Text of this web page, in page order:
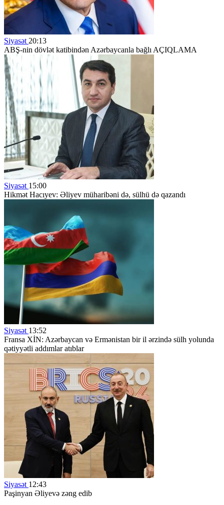
Siyasət 20:13
ABŞ-nin dövlət katibindən Azərbaycanla bağlı AÇIQLAMA
Siyasət 15:00
Hikmət Hacıyev: Əliyev müharibəni də, sülhü də qazandı
Siyasət 13:52
Fransa XİN: Azərbaycan və Ermənistan bir il ərzində sülh yolunda
qətiyyətli addımlar atıblar
Siyasət 12:43
Paşinyan Əliyevə zəng edib